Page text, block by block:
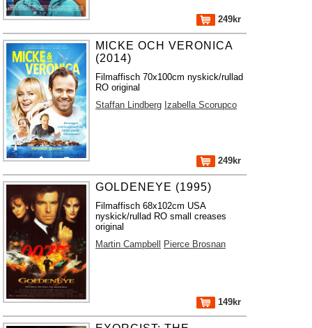
249kr
MICKE OCH VERONICA
(2014)
Filmaffisch 70x100cm nyskick/rullad
RO original
Staffan Lindberg Izabella Scorupco
249kr
GOLDENEYE (1995)
Filmaffisch 68x102cm USA
nyskick/rullad RO small creases
original
Martin Campbell
Pierce Brosnan
149kr